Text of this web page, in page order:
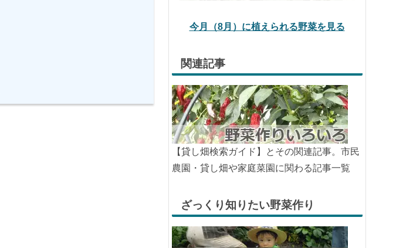
今月（8月）に植えられる野菜を見る
関連記事
【貸し畑検索ガイド】とその関連記事。市民
農園・貸し畑や家庭菜園に関わる記事一覧
ざっくり知りたい野菜作り